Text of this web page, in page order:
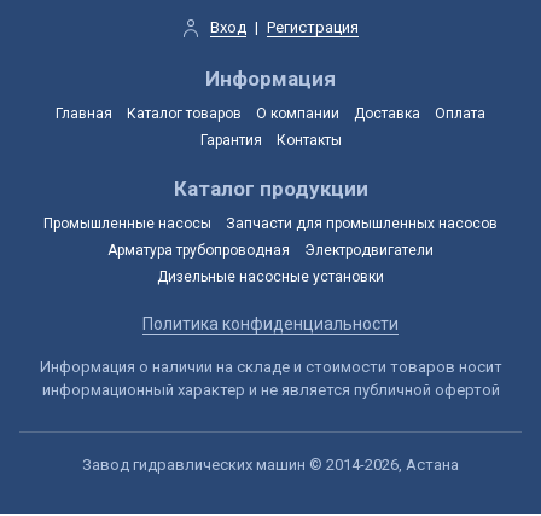
Вход | Регистрация
Информация
Главная Каталог товаров О компании Доставка
Оплата
Гарантия
Контакты
Каталог продукции
Промышленные насосы
Запчасти для промышленных насосов
Арматура трубопроводная
Электродвигатели
Дизельные насосные установки
Политика конфиденциальности
Информация о наличии на складе и стоимости товаров носит
информационный характер и не является публичной офертой
Завод гидравлических машин © 2014-2026, Астана